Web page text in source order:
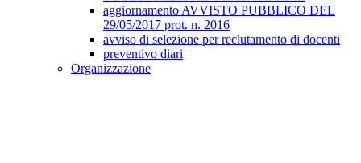
aggiornamento AVVISTO PUBBLICO DEL
29/05/2017 prot. n. 2016
avviso di selezione per reclutamento di docenti
preventivo diari
Organizzazione